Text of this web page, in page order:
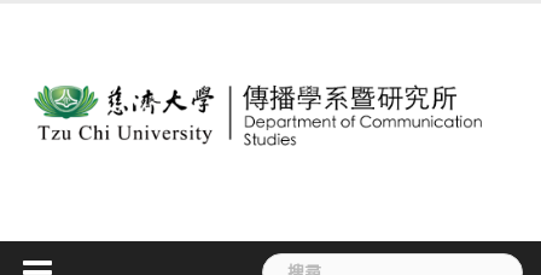
搜